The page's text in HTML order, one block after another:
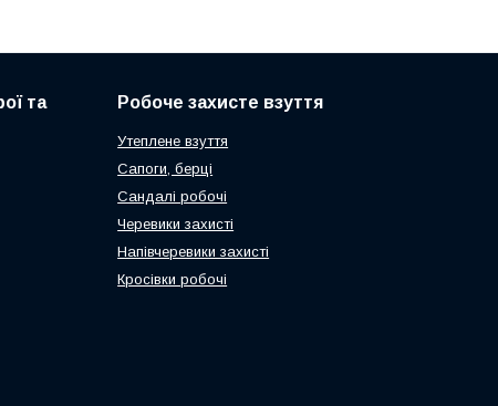
та
Робоче захисте взуття
Утеплене взуття
Сапоги, берці
Сандалі робочі
Черевики захисті
Напівчеревики захисті
Кросівки робочі